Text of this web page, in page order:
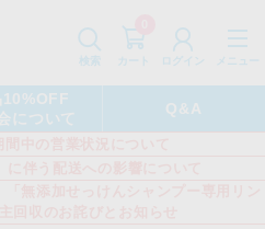
ログイン
検索 メニュー
10%OFF
について
Q&A